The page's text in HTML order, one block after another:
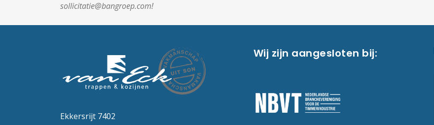
sollicitatie@bangroep.com!
Ekkersrijt 7402
Wij zijn aangesloten bij: